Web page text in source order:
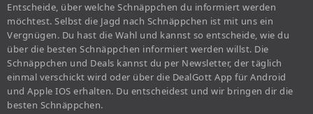
Entscheide, über welche Schnäppchen du informiert werden
möchtest. Selbst die Jagd nach Schnäppchen ist mit uns ein
Vergnügen. Du hast die Wahl und kannst so entscheide, wie du
über die besten Schnäppchen informiert werden willst. Die
Schnäppchen und Deals kannst du per Newsletter, der täglich
einmal verschickt wird oder über die DealGott App für Android
und Apple IOS erhalten. Du entscheidest und wir bringen dir die
besten Schnäppchen.